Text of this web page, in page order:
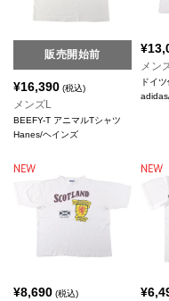
販売開始前
¥16,390 (税込)
メンズL
BEEFY-T アニマルTシャツ
Hanes/ヘインズ
¥
メン
ドイ
¥8,690 (税込) ¥